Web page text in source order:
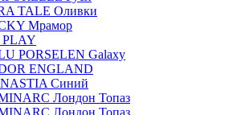
TALE Оливки
Мрамор
PORSELEN Galaxy
ENGLAND
Синий
Лондон Топаз
Лондон Топаз